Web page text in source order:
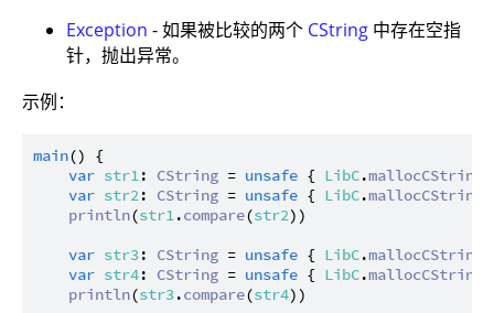
Exception - 如果被比较的两个 CString 中存在空指
针，抛出异常。
示例：
main() {
var str1: CString = unsafe { LibC.mallocCString
var str2: CString = unsafe { LibC.mallocCString
println(str1.compare(str2))
var str3: CString = unsafe { LibC.mallocCString
var str4: CString = unsafe { LibC.mallocCString
println(str3.compare(str4))